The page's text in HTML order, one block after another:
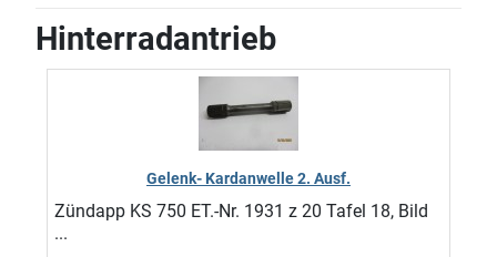
Hinterradantrieb
Gelenk- Kardanwelle 2. Ausf.
Zündapp KS 750 ET.-Nr. 1931 z 20 Tafel 18, Bild
...